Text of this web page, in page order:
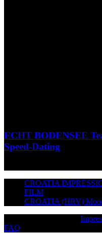
ECHT BODENSEE
Speed-Dating
CROATIA
FILM
CROATIA (HRV)
FAQ